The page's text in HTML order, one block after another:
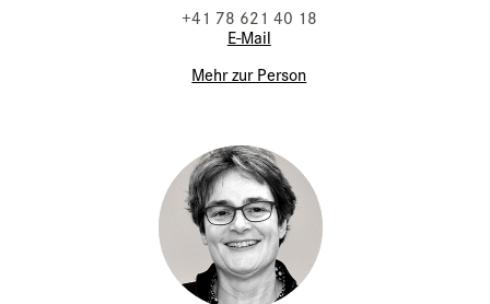
+41 78 621 40 18
E-Mail
Mehr zur Person